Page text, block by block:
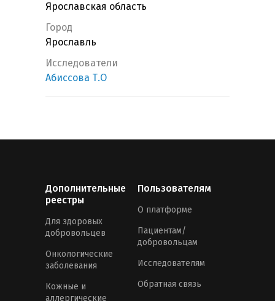
Ярославская область
Город
Ярославль
Исследователи
Абиссова Т.О
Дополнительные
реестры
Для здоровых
добровольцев
Онкологические
заболевания
Кожные и
аллергические
Пользователям
О платформе
Пациентам/
добровольцам
Исследователям
Обратная связь